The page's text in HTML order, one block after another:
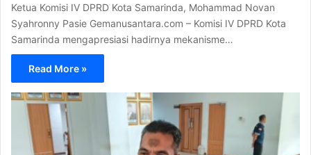
Ketua Komisi IV DPRD Kota Samarinda, Mohammad Novan
Syahronny Pasie Gemanusantara.com – Komisi IV DPRD Kota
Samarinda mengapresiasi hadirnya mekanisme…
Read More »